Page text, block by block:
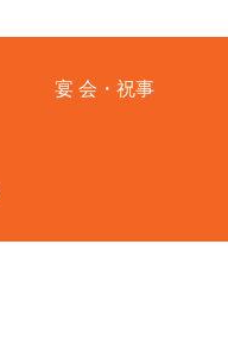
宴 会・祝事